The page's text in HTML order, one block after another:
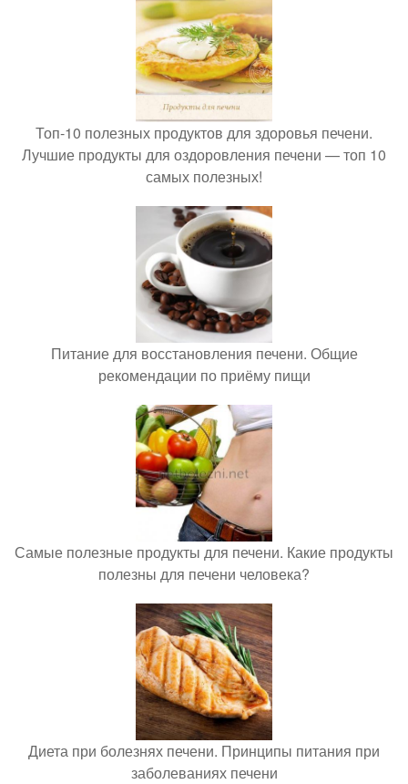
Топ-10 полезных продуктов для здоровья печени.
Лучшие продукты для оздоровления печени — топ 10
самых полезных!
Питание для восстановления печени. Общие
рекомендации по приёму пищи
Самые полезные продукты для печени. Какие продукты
полезны для печени человека?
Диета при болезнях печени. Принципы питания при
заболеваниях печени